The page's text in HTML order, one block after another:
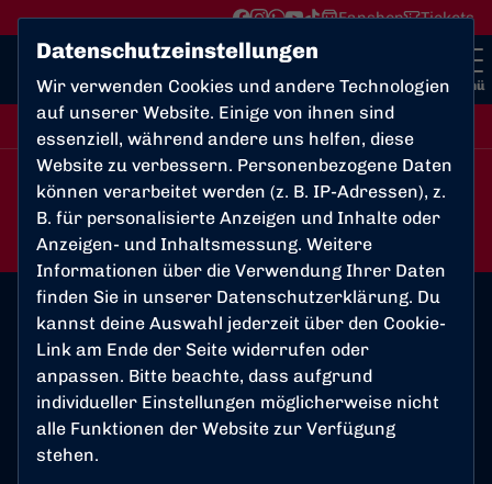
Datenschutzeinstellungen
Wir verwenden Cookies und andere Technologien
auf unserer Website. Einige von ihnen sind
essenziell, während andere uns helfen, diese
Website zu verbessern. Personenbezogene Daten
können verarbeitet werden (z. B. IP-Adressen), z.
B. für personalisierte Anzeigen und Inhalte oder
Anzeigen- und Inhaltsmessung. Weitere
Informationen über die Verwendung Ihrer Daten
finden Sie in unserer Datenschutzerklärung. Du
kannst deine Auswahl jederzeit über den Cookie-
Link am Ende der Seite widerrufen oder
anpassen. Bitte beachte, dass aufgrund
individueller Einstellungen möglicherweise nicht
alle Funktionen der Website zur Verfügung
stehen.
Fanshop Tickets
Menü
Frauen-Bezirksliga Mittelrhein Staffel 2 , 10. Spieltag
BW Königsdorf
Frauen
0:3
Bonner SC
Frauen
Spielort
Sportplatz Königsdorf
Pfeilstr. 12
50226 Frechen